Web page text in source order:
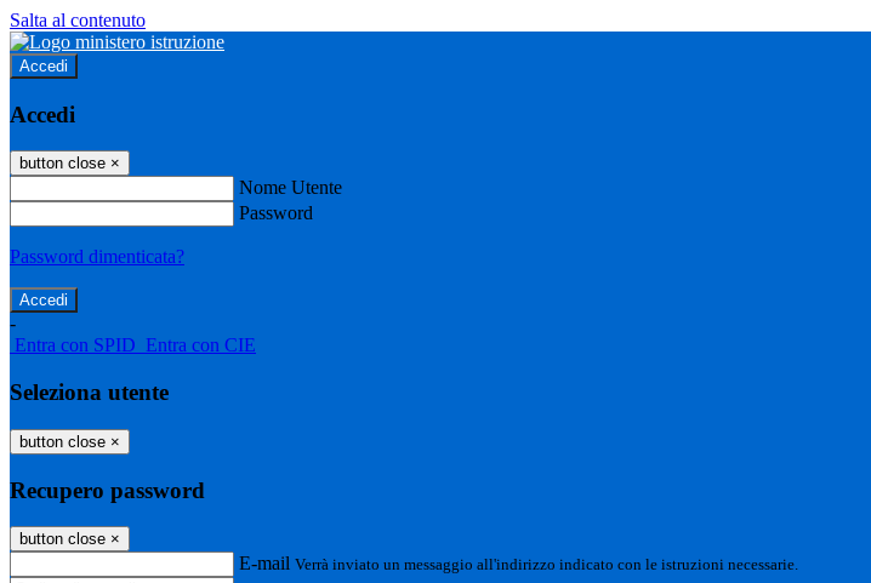
Salta al contenuto
Accedi
Accedi
button close ×
Nome Utente
Password
Password dimenticata?
-
Entra con SPID Entra con CIE
Seleziona utente
button close ×
Recupero password
button close ×
E-mail Verrà inviato un messaggio all'indirizzo indicato con le istruzioni necessarie.